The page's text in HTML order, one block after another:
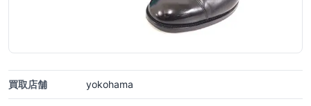
買取店舗 yokohama